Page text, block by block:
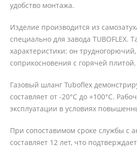
удобство монтажа.
Изделие производится из
специально для завода
характеристики: он
соприкосновения с горячей плитой.
Газовый шланг Tuboflex
составляет от -20°С до +100°С.
эксплуатации в условиях
При сопоставимом сроке службы с
составляет 12 лет, что